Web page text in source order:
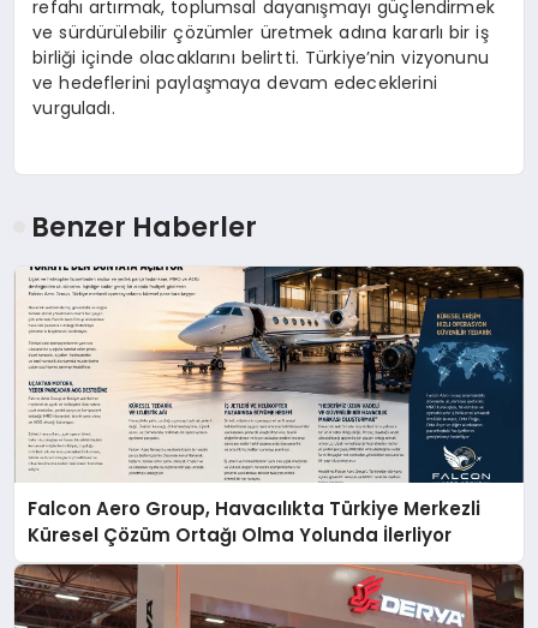
refahı artırmak, toplumsal dayanışmayı güçlendirmek
ve sürdürülebilir çözümler üretmek adına kararlı bir iş
birliği içinde olacaklarını belirtti. Türkiye’nin vizyonunu
ve hedeflerini paylaşmaya devam edeceklerini
vurguladı.
Benzer Haberler
Falcon Aero Group, Havacılıkta Türkiye Merkezli
Küresel Çözüm Ortağı Olma Yolunda İlerliyor